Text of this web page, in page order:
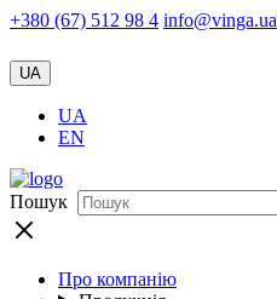
+380 (67) 512 98 4 info@vinga.ua
UA
UA
EN
Пошук
Про компанію